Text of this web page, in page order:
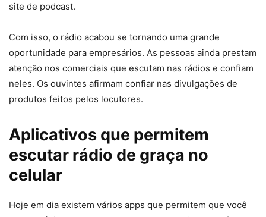
site de podcast.
Com isso, o rádio acabou se tornando uma grande
oportunidade para empresários. As pessoas ainda prestam
atenção nos comerciais que escutam nas rádios e confiam
neles. Os ouvintes afirmam confiar nas divulgações de
produtos feitos pelos locutores.
Aplicativos que permitem
escutar rádio de graça no
celular
Hoje em dia existem vários apps que permitem que você